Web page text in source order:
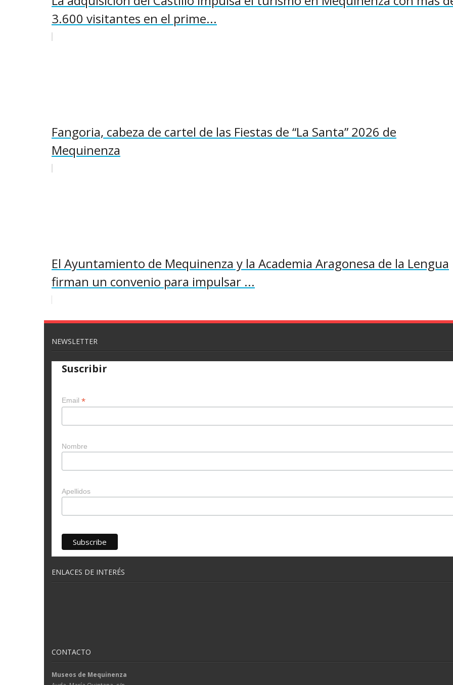
3.600 visitantes en el prime...
Fangoria, cabeza de cartel de las Fiestas de “La Santa” 2026 de
Mequinenza
El Ayuntamiento de Mequinenza y la Academia Aragonesa de la Lengua
firman un convenio para impulsar ...
NEWSLETTER
Suscribir
Email *
Nombre
Apellidos
ENLACES DE INTERÉS
CONTACTO
Museos de Mequinenza